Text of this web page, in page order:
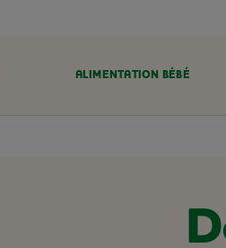
ALIMENTATION BÉBÉ